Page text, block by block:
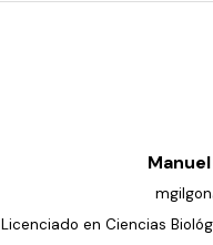
Licenciado en Ciencias